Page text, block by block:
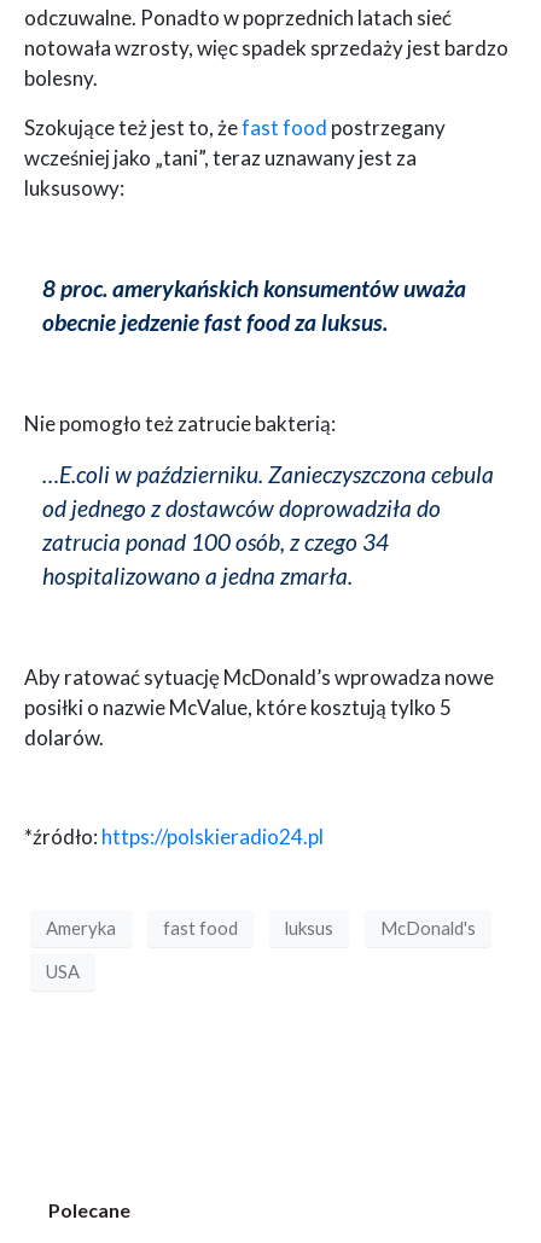
odczuwalne. Ponadto w poprzednich latach sieć
notowała wzrosty, więc spadek sprzedaży jest bardzo
bolesny.
Szokujące też jest to, żefast food postrzegany
wcześniej jako „tani”, teraz uznawany jest za
luksusowy:
8 proc. amerykańskich konsumentów uważa
obecnie jedzenie fast food za luksus.
Nie pomogło też zatrucie bakterią:
…E.coli w październiku. Zanieczyszczona cebula
od jednego z dostawców doprowadziła do
zatrucia ponad 100 osób, z czego 34
hospitalizowano a jedna zmarła.
Aby ratować sytuację McDonald’s wprowadza nowe
posiłki o nazwie McValue, które kosztują tylko 5
dolarów.
*źródło: https://polskieradio24.pl
Ameryka fast food luksus McDonald's
USA
Polecane